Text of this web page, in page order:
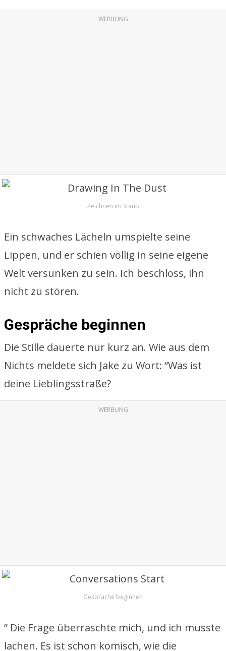
WERBUNG
Zeichnen im Staub
Ein schwaches Lächeln umspielte seine
Lippen, und er schien völlig in seine eigene
Welt versunken zu sein. Ich beschloss, ihn
nicht zu stören.
Gespräche beginnen
Die Stille dauerte nur kurz an. Wie aus dem
Nichts meldete sich Jake zu Wort: “Was ist
deine Lieblingsstraße?
WERBUNG
Gespräche beginnen
” Die Frage überraschte mich, und ich musste
lachen. Es ist schon komisch, wie die